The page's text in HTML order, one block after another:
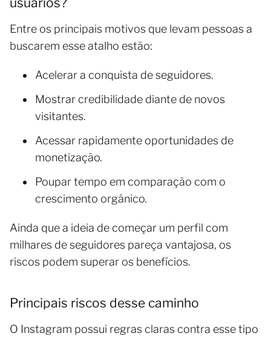
Entre os principais motivos que levam pessoas a
buscarem esse atalho estão:
Acelerar a conquista de seguidores.
Mostrar credibilidade diante de novos
visitantes.
Acessar rapidamente oportunidades de
monetização.
Poupar tempo em comparação com o
crescimento orgânico.
Ainda que a ideia de começar um perfil com
milhares de seguidores pareça vantajosa, os
riscos podem superar os benefícios.
Principais riscos desse caminho
O Instagram possui regras claras contra esse tipo